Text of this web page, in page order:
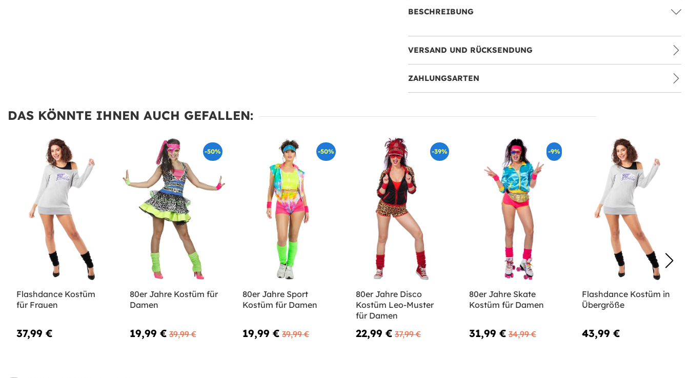
BESCHREIBUNG
VERSAND UND RÜCKSENDUNG
ZAHLUNGSARTEN
DAS KÖNNTE IHNEN AUCH GEFALLEN:
Flashdance Kostüm
für Frauen
37,99 €
-50%
80er Jahre Kostüm für
Damen
19,99 € 39,99 €
-50%
80er Jahre Sport
Kostüm für Damen
19,99 € 39,99 €
-39%
80er Jahre Disco
Kostüm Leo-Muster
für Damen
22,99 € 37,99 €
-9%
80er Jahre Skate
Kostüm für Damen
31,99 € 34,99 €
Flashdance Kostüm in
Übergröße
43,99 €